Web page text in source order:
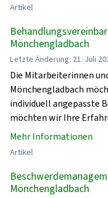
Artikel
Mönchengladbach
Letzte Änderung: 21. Juli
Die Mitarbeiterinnen
Mönchengladbach
individuell angepasste
möchten wir Ihre
Mehr Informationen
Artikel
Mönchengladbach